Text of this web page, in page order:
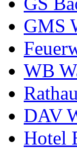
GMS
WB
DAV
Hotel